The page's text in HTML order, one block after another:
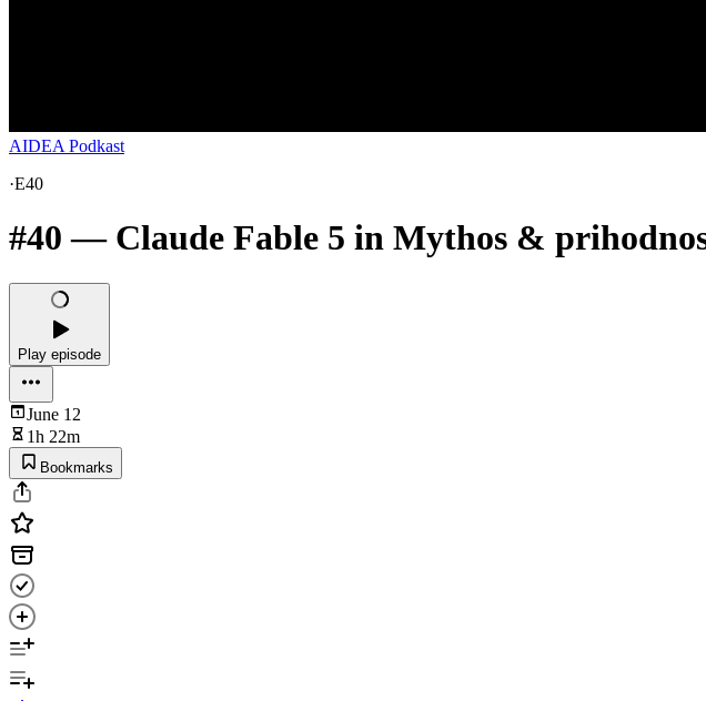
AIDEA Podkast
·E40
#40 — Claude Fable 5 in Mythos &
Play episode
June 12
1h 22m
Bookmarks